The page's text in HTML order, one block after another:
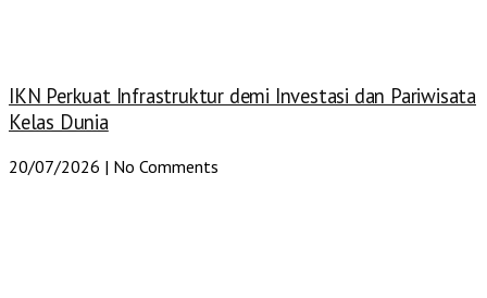
IKN Perkuat Infrastruktur demi Investasi dan Pariwisata
Kelas Dunia
20/07/2026 No Comments